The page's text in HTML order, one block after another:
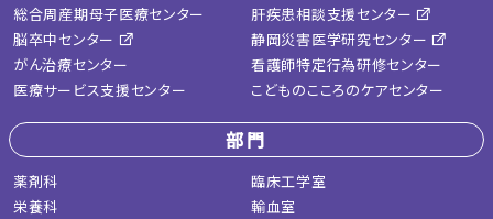
総合周産期母子医療センター
脳卒中センター
がん治療センター
医療サービス支援センター
肝疾患相談支援センター
静岡災害医学研究センター
看護師特定行為研修センター
こどものこころのケアセンター
部門
薬剤科
栄養科
臨床工学室
輸血室